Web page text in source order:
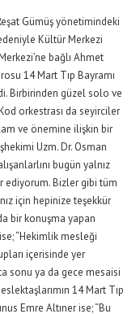
Gümüş yönetimindeki
Kültür Merkezi
bağlı Ahmet
14 Mart Tıp Bayramı
Birbirinden güzel solo ve
orkestrası da seyirciler
ve önemine ilişkin bir
Uzm. Dr. Osman
bugün yalnız
ediyorum. Bizler gibi tüm
için hepinize teşekkür
bir konuşma yapan
“Hekimlik mesleği
içerisinde yer
sonu ya da gece mesaisi
14 Mart Tıp
Emre Altıner ise; “Bu